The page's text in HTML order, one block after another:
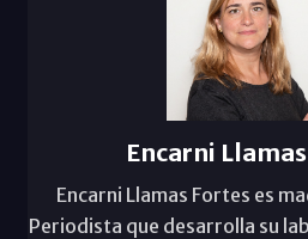
Encarni
Encarni Llamas Fortes es
Periodista que desarrolla su